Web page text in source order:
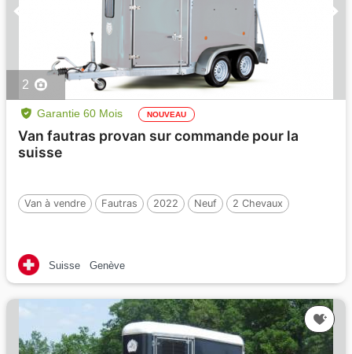
2
Garantie 60 Mois NOUVEAU
Van fautras provan sur commande pour la
suisse
Van à vendre Fautras 2022 Neuf 2 Chevaux
Suisse Genève